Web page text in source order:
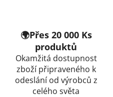
🌍Přes 20 000 Ks
produktů
Okamžitá dostupnost
zboží připraveného k
odeslání od výrobců z
celého světa